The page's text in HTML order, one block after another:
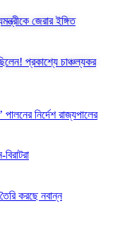
জেরার ইঙ্গিত
প্রকাশ্যে চাঞ্চল্যকর
নির্দেশ রাজ্যপালের
করছে নবান্ন